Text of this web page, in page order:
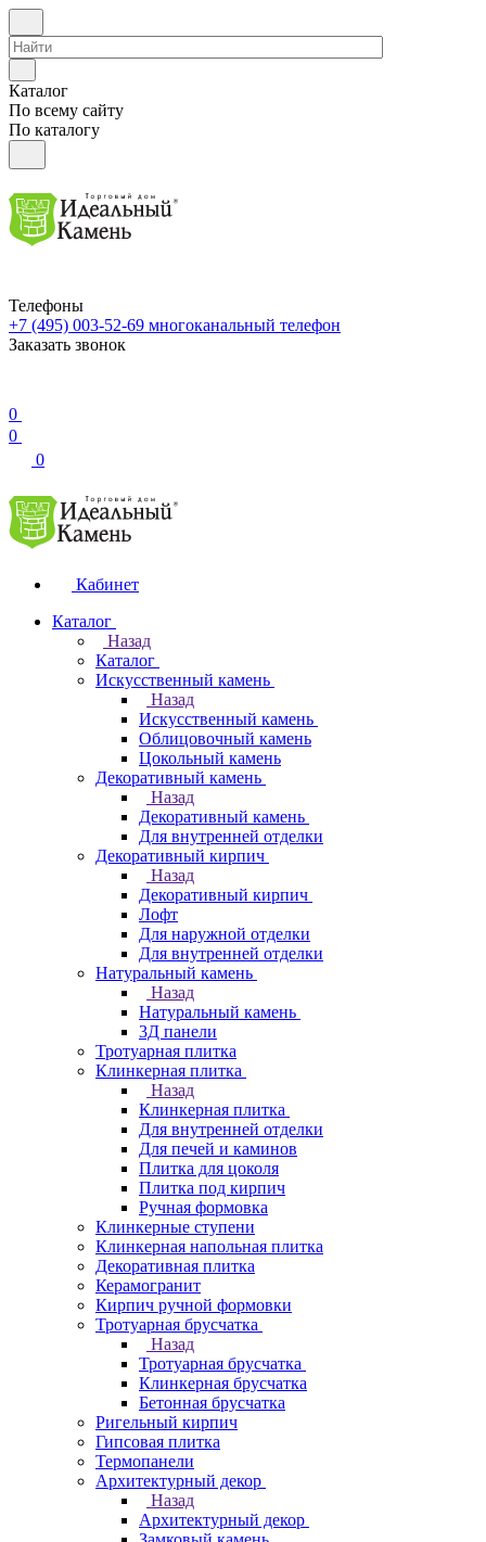
Каталог
По всему сайту
По каталогу
Телефоны
+7 (495) 003-52-69 многоканальный телефон
Заказать звонок
0
0
0
Кабинет
Каталог
Назад
Каталог
Искусственный камень
Назад
Искусственный камень
Облицовочный камень
Цокольный камень
Декоративный камень
Назад
Декоративный камень
Для внутренней отделки
Декоративный кирпич
Назад
Декоративный кирпич
Лофт
Для наружной отделки
Для внутренней отделки
Натуральный камень
Назад
Натуральный камень
3Д панели
Тротуарная плитка
Клинкерная плитка
Назад
Клинкерная плитка
Для внутренней отделки
Для печей и каминов
Плитка для цоколя
Плитка под кирпич
Ручная формовка
Клинкерные ступени
Клинкерная напольная плитка
Декоративная плитка
Керамогранит
Кирпич ручной формовки
Тротуарная брусчатка
Назад
Тротуарная брусчатка
Клинкерная брусчатка
Бетонная брусчатка
Ригельный кирпич
Гипсовая плитка
Термопанели
Архитектурный декор
Назад
Архитектурный декор